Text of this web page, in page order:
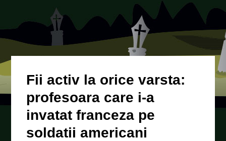
Fii activ la orice varsta:
profesoara care i-a
invatat franceza pe
soldatii americani